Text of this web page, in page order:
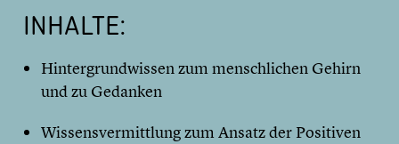
INHALTE:
Hintergrundwissen zum menschlichen Gehirn
und zu Gedanken
Wissensvermittlung zum Ansatz der Positiven